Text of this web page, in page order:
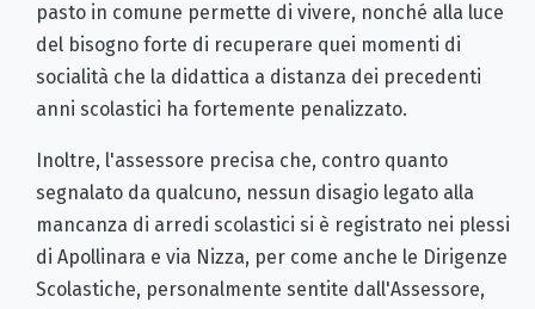
pasto in comune permette di vivere, nonché alla luce
del bisogno forte di recuperare quei momenti di
socialità che la didattica a distanza dei precedenti
anni scolastici ha fortemente penalizzato.
Inoltre, l'assessore precisa che, contro quanto
segnalato da qualcuno, nessun disagio legato alla
mancanza di arredi scolastici si è registrato nei plessi
di Apollinara e via Nizza, per come anche le Dirigenze
Scolastiche, personalmente sentite dall'Assessore,